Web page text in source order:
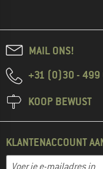
MAIL ONS!
+31 (0)30 - 499
KOOP BEWUST
KLANTENACCOUNT
E-mailadres
Vul je e-mailadres hier